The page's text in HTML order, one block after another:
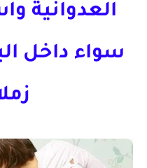
العدوانية
سواء داخل